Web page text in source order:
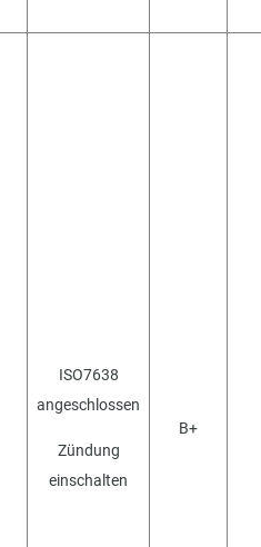
ISO7638
angeschlossen
Zündung
einschalten
B+